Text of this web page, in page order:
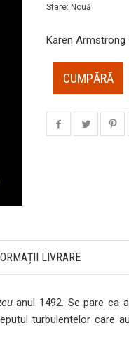
Stare: Nouă
Karen Armstrong
CUMPĂRĂ
LIVRARE
anul 1492. Se pare ca
turbulentelor care